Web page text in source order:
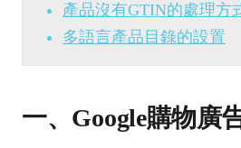
產品沒有GTIN的處理方
多語言產品目錄的設置
一、Google購物廣